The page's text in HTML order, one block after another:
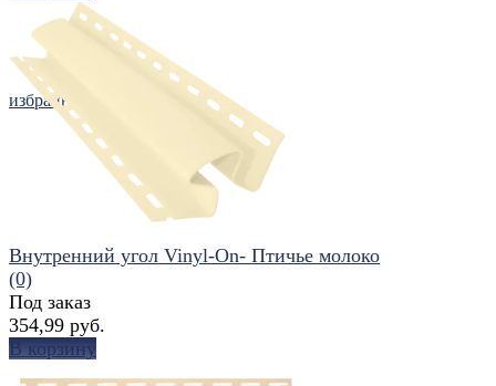
избранное
Внутренний угол Vinyl-On- Птичье молоко
(0)
Под заказ
354,99 руб.
В корзину